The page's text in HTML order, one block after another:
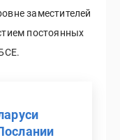
заместителей
постоянных